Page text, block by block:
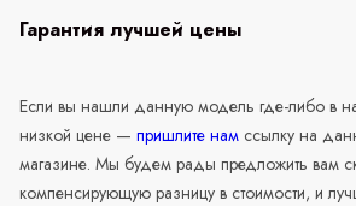
Гарантия лучшей цены
Если вы нашли данную модель где-либо в
низкой цене — пришлите нам ссылку на
магазине. Мы будем рады предложить вам
компенсирующую разницу в стоимости, и